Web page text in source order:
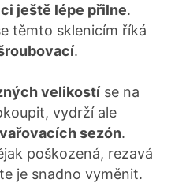
ještě lépe přilne.
těmto sklenicím říká
.
velikostí se na
vydrží ale
sezón.
poškozená, rezavá
je snadno vyměnit.